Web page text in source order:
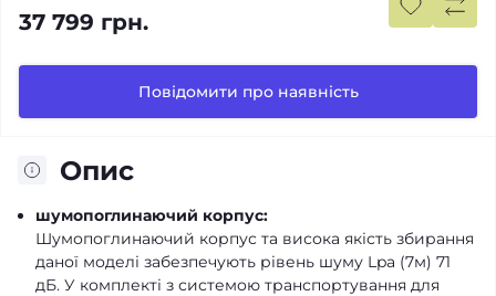
37 799 грн.
Повідомити про наявність
Опис
шумопоглинаючий корпус:
Шумопоглинаючий корпус та висока якість збирання
даної моделі забезпечують рівень шуму Lpa (7м) 71
дБ. У комплекті з системою транспортування для